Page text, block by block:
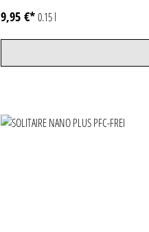
9,95 €*0.15 l